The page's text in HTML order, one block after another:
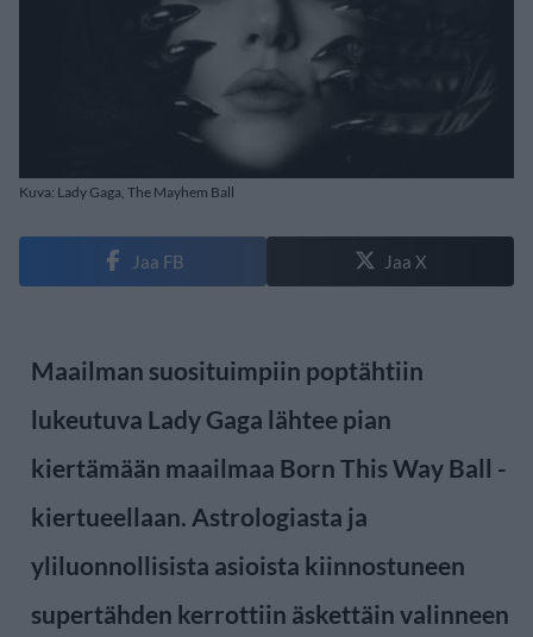
Kuva: Lady Gaga, The Mayhem Ball
Jaa FB Jaa X
Maailman suosituimpiin poptähtiin
lukeutuva Lady Gaga lähtee pian
kiertämään maailmaa Born This Way Ball -
kiertueellaan. Astrologiasta ja
yliluonnollisista asioista kiinnostuneen
supertähden kerrottiin äskettäin valinneen